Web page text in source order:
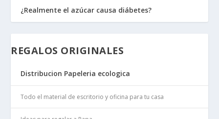
¿Realmente el azúcar causa diábetes?
REGALOS ORIGINALES
Distribucion Papeleria ecologica
Todo el material de escritorio y oficina para tu casa